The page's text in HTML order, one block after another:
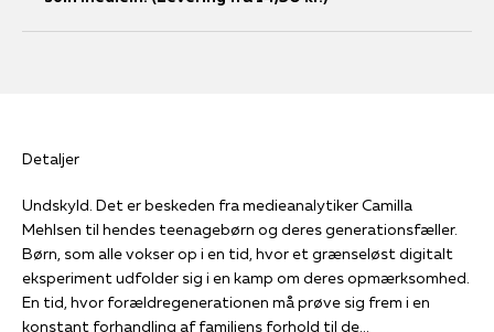
Detaljer
Undskyld. Det er beskeden fra medieanalytiker Camilla
Mehlsen til hendes teenagebørn og deres generationsfæller.
Børn, som alle vokser op i en tid, hvor et grænseløst digitalt
eksperiment udfolder sig i en kamp om deres opmærksomhed.
En tid, hvor forældregenerationen må prøve sig frem i en
konstant forhandling af familiens forhold til de